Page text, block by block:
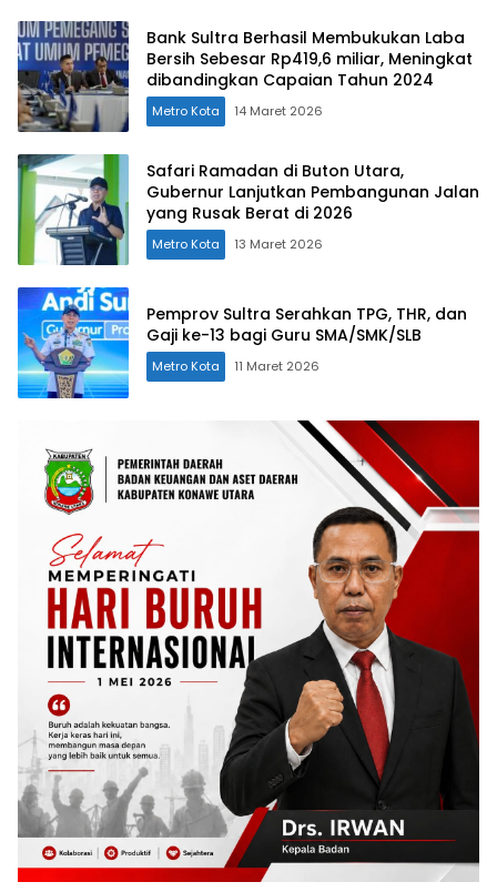
Bank Sultra Berhasil Membukukan Laba
Bersih Sebesar Rp419,6 miliar, Meningkat
dibandingkan Capaian Tahun 2024
Metro Kota 14 Maret 2026
Safari Ramadan di Buton Utara,
Gubernur Lanjutkan Pembangunan Jalan
yang Rusak Berat di 2026
Metro Kota 13 Maret 2026
Pemprov Sultra Serahkan TPG, THR, dan
Gaji ke-13 bagi Guru SMA/SMK/SLB
Metro Kota 11 Maret 2026